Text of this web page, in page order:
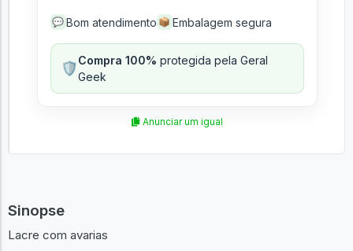
💬 Bom atendimento 📦 Embalagem segura
🛡️Compra 100% protegida pela Geral
Geek
Anunciar um igual
Sinopse
Lacre com avarias